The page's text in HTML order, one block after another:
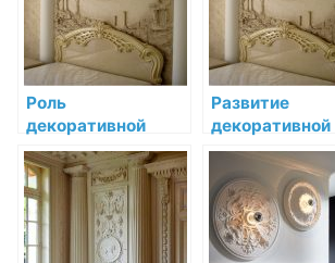
Роль
декоративной
лепнины в
барочном стиле:
преображение
интерьера
Развитие
декоративной
лепнины в
интерьере XIX
века